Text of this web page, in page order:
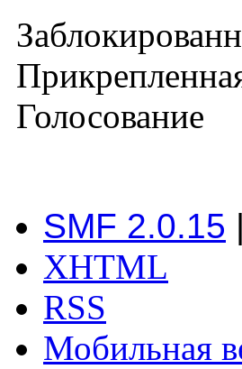
Голосование
SMF 2.0.15 |
XHTML
RSS
Мобильная